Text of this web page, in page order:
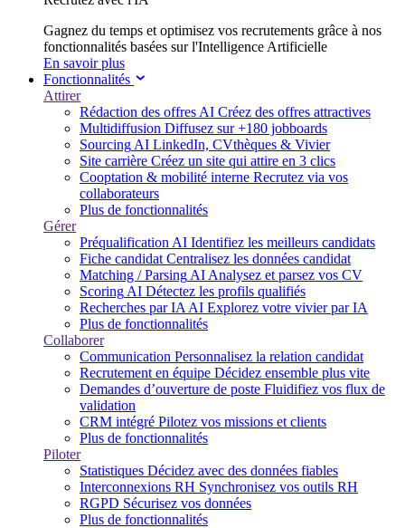
Gagnez du temps et optimisez vos recrutements grâce à nos
fonctionnalités basées sur l'Intelligence Artificielle
En savoir plus
Fonctionnalités
Attirer
Rédaction des offres AI Créez des offres attractives
Multidiffusion Diffusez sur +180 jobboards
Sourcing AI LinkedIn, CVthèques & Vivier
Site carrière Créez un site qui attire en 3 clics
Cooptation & mobilité interne Recrutez via vos
collaborateurs
Plus de fonctionnalités
Gérer
Préqualification AI Identifiez les meilleurs candidats
Fiche candidat Centralisez les données candidat
Matching / Parsing AI Analysez et parsez vos CV
Scoring AI Détectez les profils qualifiés
Recherches par IA AI Explorez votre vivier par IA
Plus de fonctionnalités
Collaborer
Communication Personnalisez la relation candidat
Recrutement en équipe Décidez ensemble plus vite
Demandes d’ouverture de poste Fluidifiez vos flux de
validation
CRM intégré Pilotez vos missions et clients
Plus de fonctionnalités
Piloter
Statistiques Décidez avec des données fiables
Interconnexions RH Synchronisez vos outils RH
RGPD Sécurisez vos données
Plus de fonctionnalités